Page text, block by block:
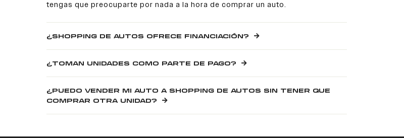
tengas que preocuparte por nada a la hora de comprar un auto.
¿SHOPPING DE AUTOS OFRECE FINANCIACIÓN?
¿TOMAN UNIDADES COMO PARTE DE PAGO?
¿PUEDO VENDER MI AUTO A SHOPPING DE AUTOS SIN TENER QUE
COMPRAR OTRA UNIDAD?